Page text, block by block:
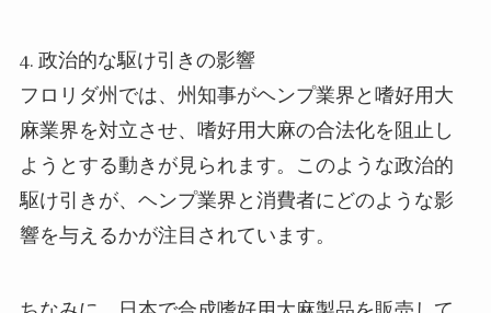
4. 政治的な駆け引きの影響
フロリダ州では、州知事がヘンプ業界と嗜好用大
麻業界を対立させ、嗜好用大麻の合法化を阻止し
ようとする動きが見られます。このような政治的
駆け引きが、ヘンプ業界と消費者にどのような影
響を与えるかが注目されています。